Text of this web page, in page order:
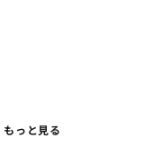
もっと見る